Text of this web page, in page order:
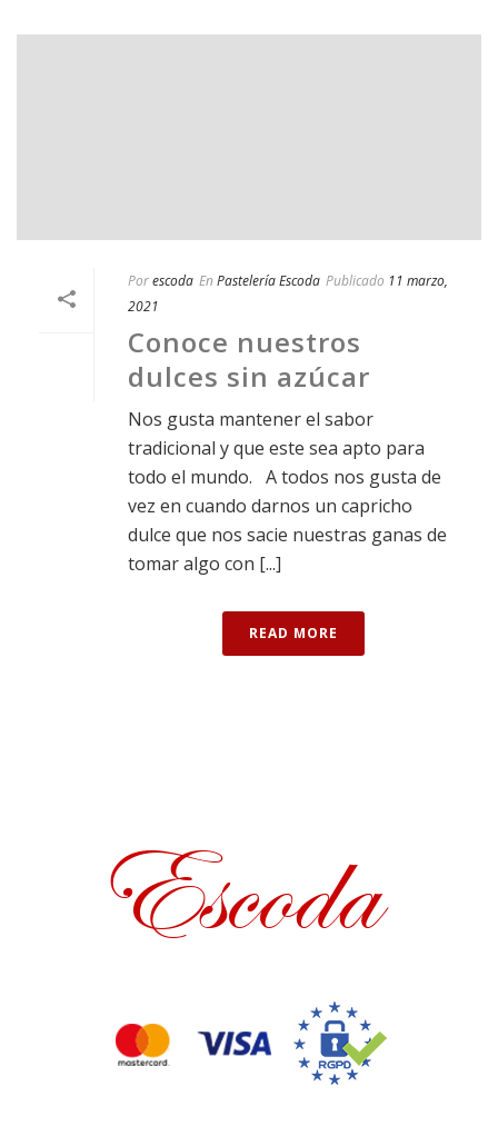
Porescoda En Pastelería Escoda Publicado 11 marzo,
2021
Conoce nuestros
dulces sin azúcar
Nos gusta mantener el sabor
tradicional y que este sea apto para
todo el mundo. A todos nos gusta de
vez en cuando darnos un capricho
dulce que nos sacie nuestras ganas de
tomar algo con [...]
READ MORE